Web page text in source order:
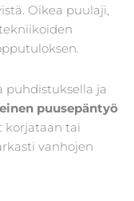
Oikea puulaji,
puhdistuksella ja
puusepäntyö
korjataan tai
vanhojen